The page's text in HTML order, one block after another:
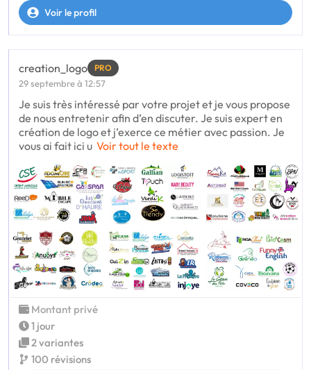
Voir le profil
creation_logo PRO
29 septembre à 12:57
Je suis très intéressé par votre projet et je vous propose
de nous entretenir afin d’en discuter. Je suis expert en
création de logo et j’exerce ce métier avec passion. Je
vous ai fait ici u Voir tout le texte
Montant privé
1 jour
2 variantes
100 révisions